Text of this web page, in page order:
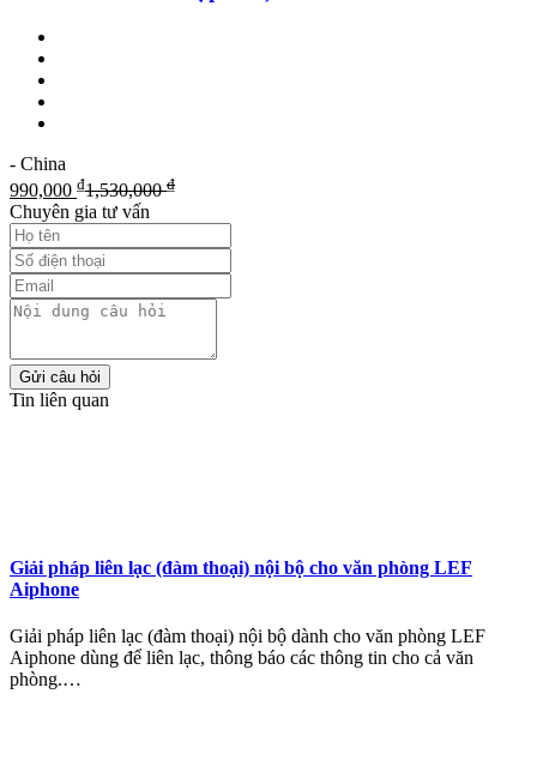
- China
990,000 ₫1,530,000₫
Chuyên gia tư vấn
Gửi câu hỏi
Tin liên quan
Giải pháp liên lạc (đàm thoại) nội bộ cho văn phòng LEF
Aiphone
Giải pháp liên lạc (đàm thoại) nội bộ dành cho văn phòng LEF
Aiphone dùng để liên lạc, thông báo các thông tin cho cả văn
phòng.…